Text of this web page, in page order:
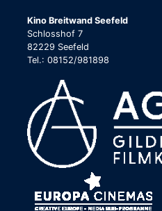
Kino Breitwand Seefeld
Schlosshof 7
82229 Seefeld
Tel.: 08152/981898